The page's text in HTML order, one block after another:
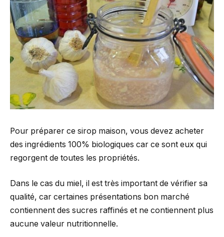
Pour préparer ce sirop maison, vous devez acheter
des ingrédients 100% biologiques car ce sont eux qui
regorgent de toutes les propriétés.
Dans le cas du miel, il est très important de vérifier sa
qualité, car certaines présentations bon marché
contiennent des sucres raffinés et ne contiennent plus
aucune valeur nutritionnelle.